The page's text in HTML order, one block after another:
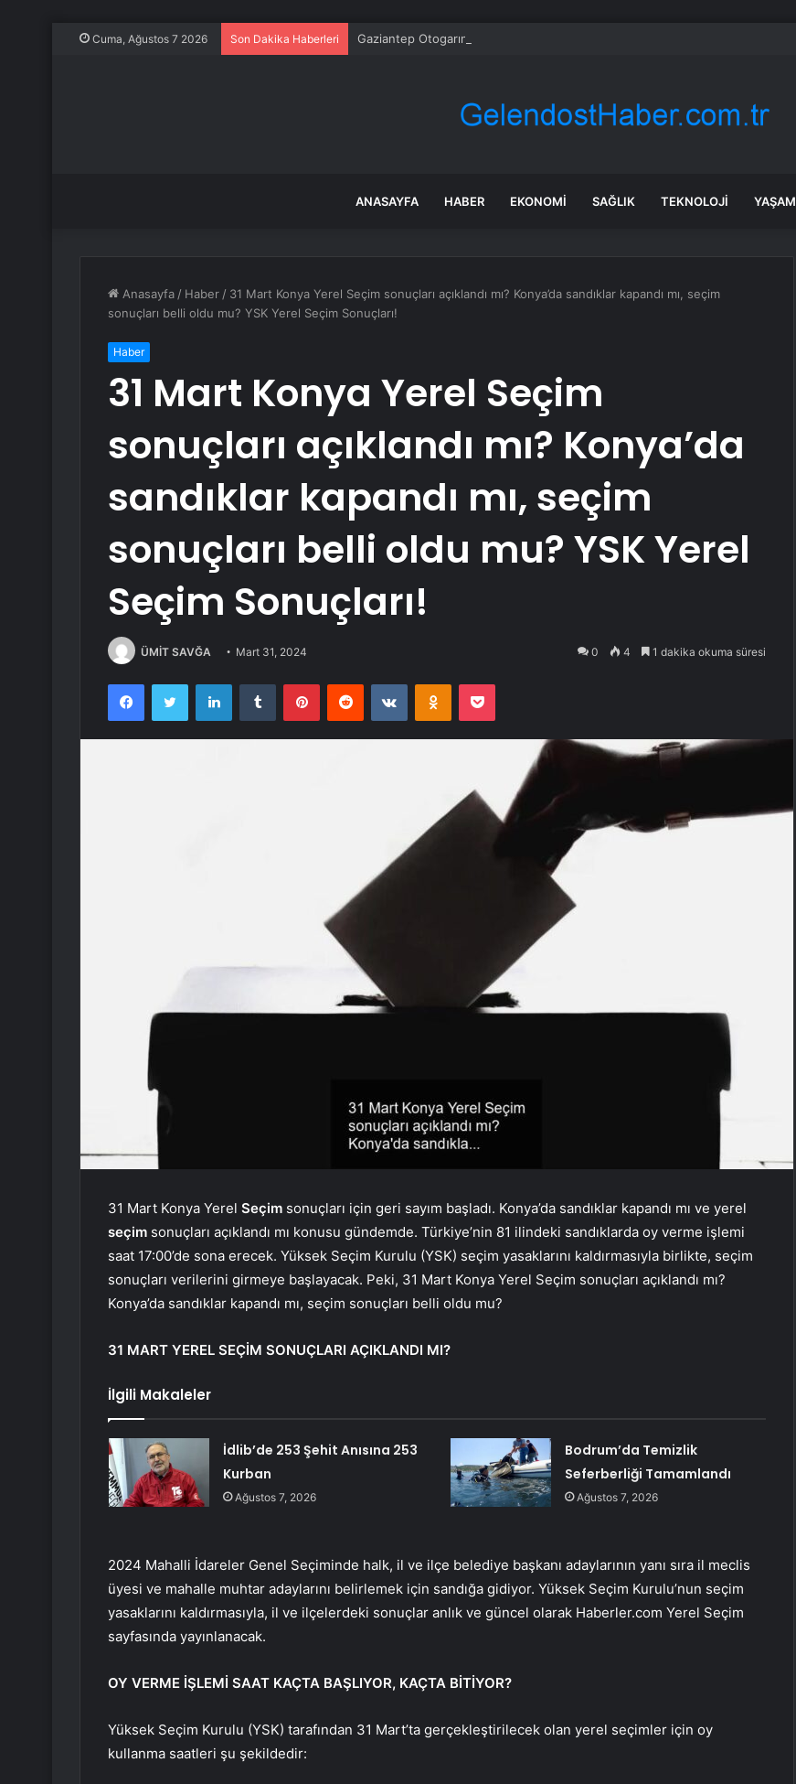
Cuma, Ağustos 7 2026 Son Dakika Haberleri Gaziantep Otogarında Kurban Bayramı Yoğunluğu
ANASAYFA HABER EKONOMI SAĞLIK TEKNOLOJI YAŞAM
Anasayfa / Haber / 31 Mart Konya Yerel Seçim sonuçları açıklandı mı? Konya’da sandıklar kapandı mı, seçim
sonuçları belli oldu mu? YSK Yerel Seçim Sonuçları!
Haber
31 Mart Konya Yerel Seçim
sonuçları açıklandı mı? Konya’da
sandıklar kapandı mı, seçim
sonuçları belli oldu mu? YSK Yerel
Seçim Sonuçları!
ÜMİT SAVĞA Mart 31, 2024 0 4 1 dakika okuma süresi
FacebookTwitter LinkedInTumblr PinterestReddit VKontakteOdnoklassniki
Pocket
31 Mart Konya Yerel Seçim sonuçları için geri sayım başladı. Konya’da sandıklar kapandı mı ve yerel
seçim sonuçları açıklandı mı konusu gündemde. Türkiye’nin 81 ilindeki sandıklarda oy verme işlemi
saat 17:00’de sona erecek. Yüksek Seçim Kurulu (YSK) seçim yasaklarını kaldırmasıyla birlikte, seçim
sonuçları verilerini girmeye başlayacak. Peki, 31 Mart Konya Yerel Seçim sonuçları açıklandı mı?
Konya’da sandıklar kapandı mı, seçim sonuçları belli oldu mu?
31 MART YEREL SEÇİM SONUÇLARI AÇIKLANDI MI?
İlgili Makaleler
İdlib’de 253 Şehit Anısına 253
Kurban
Ağustos 7, 2026
Bodrum’da Temizlik
Seferberliği Tamamlandı
Ağustos 7, 2026
2024 Mahalli İdareler Genel Seçiminde halk, il ve ilçe belediye başkanı adaylarının yanı sıra il meclis
üyesi ve mahalle muhtar adaylarını belirlemek için sandığa gidiyor. Yüksek Seçim Kurulu’nun seçim
yasaklarını kaldırmasıyla, il ve ilçelerdeki sonuçlar anlık ve güncel olarak Haberler.com Yerel Seçim
sayfasında yayınlanacak.
OY VERME İŞLEMİ SAAT KAÇTA BAŞLIYOR, KAÇTA BİTİYOR?
Yüksek Seçim Kurulu (YSK) tarafından 31 Mart’ta gerçekleştirilecek olan yerel seçimler için oy
kullanma saatleri şu şekildedir: